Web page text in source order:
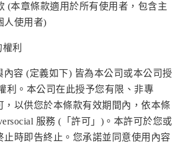
(本章條款適用於所有使用者，包含主
人使用者)
利
內容 (定義如下) 皆為本公司或本公司授
利。本公司在此授予您有限、非專
，以供您於本條款有效期間內，依本條
服務 (「許可」)。本許可於您或
止時即告終止。您承諾並同意使用內容